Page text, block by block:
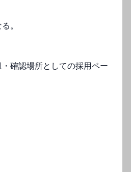
。
確認場所としての採用ペー